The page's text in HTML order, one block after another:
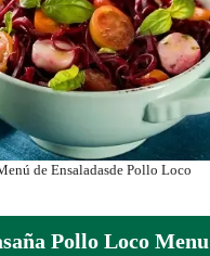
de Ensaladasde Pollo Loco
Pollo Loco Menu